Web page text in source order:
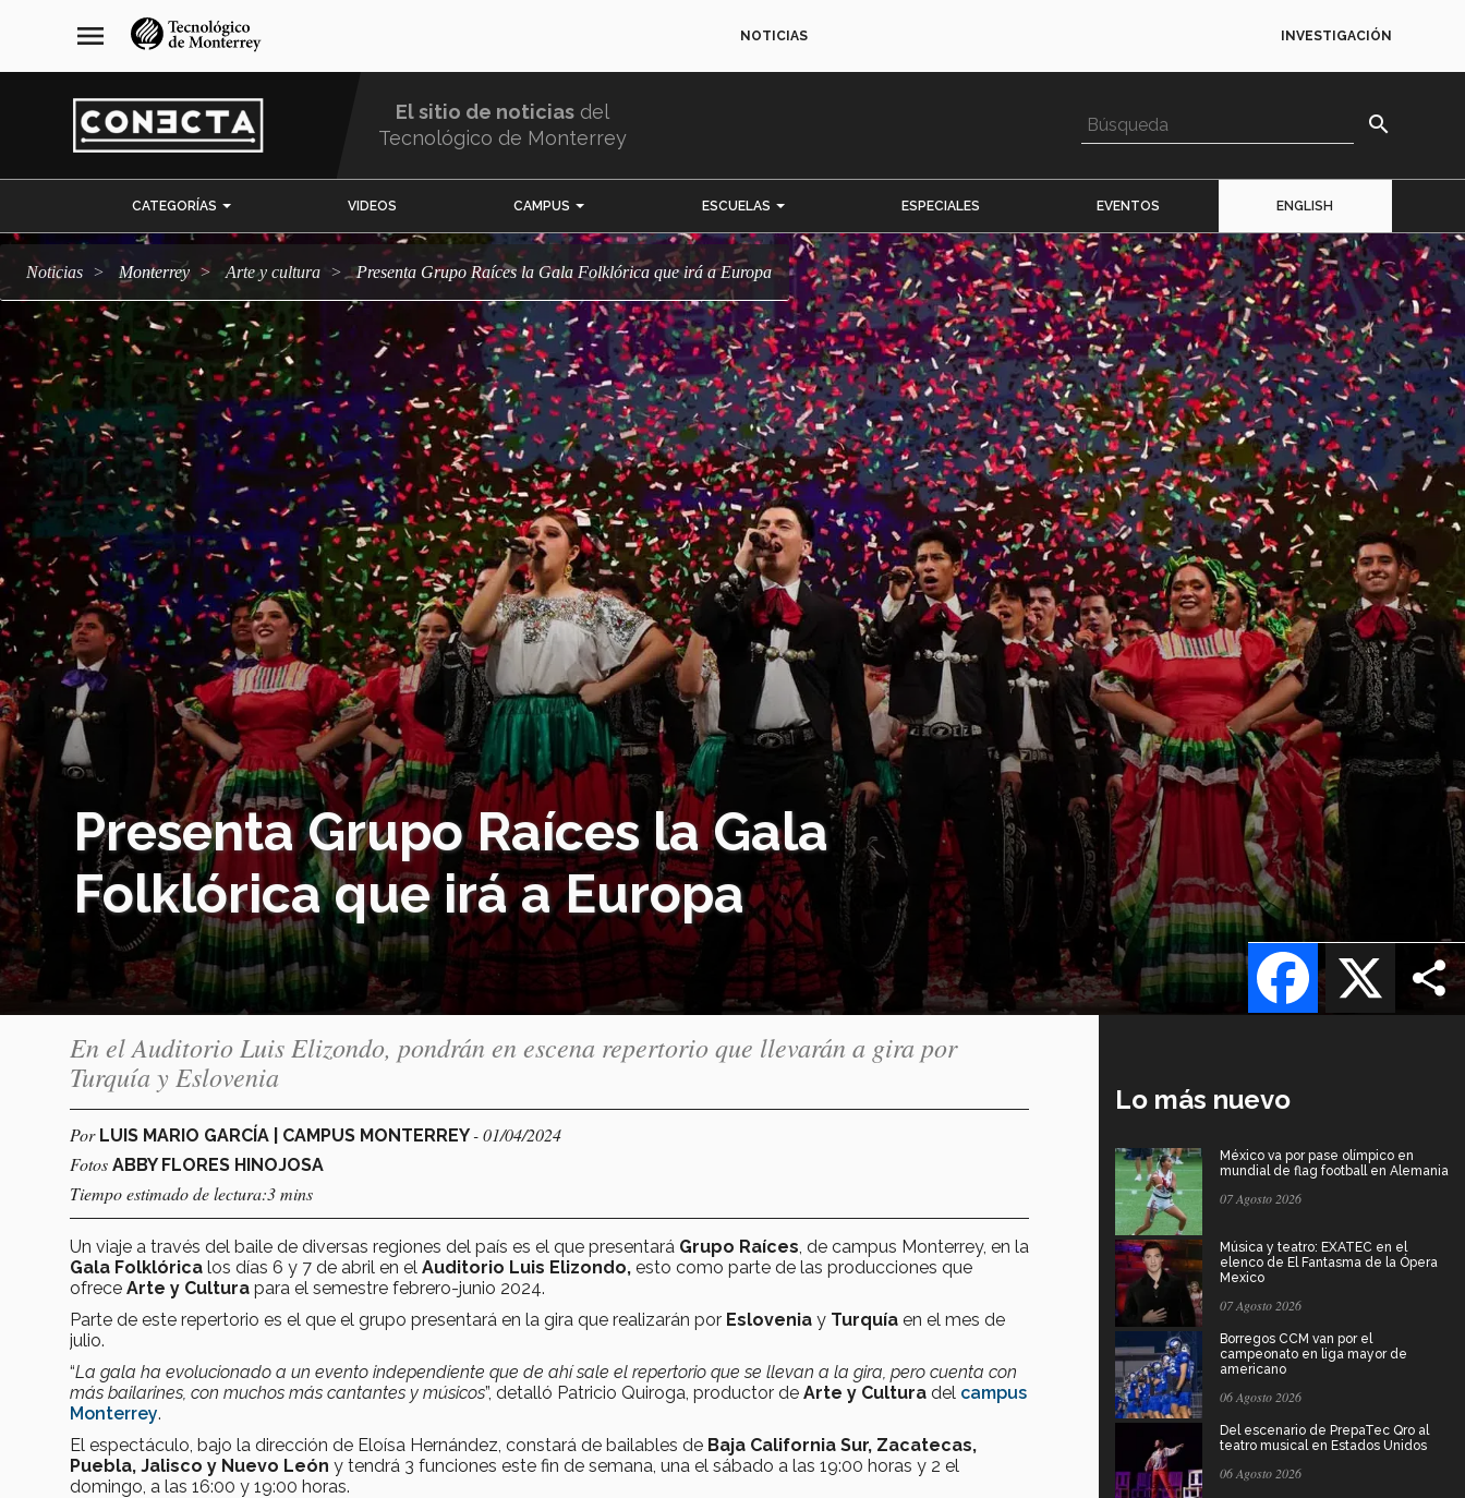
navegación
principal
menu NOTICIAS INVESTIGACIÓN
El sitio de noticias del
Tecnológico de Monterrey
search
CATEGORÍAS VIDEOS CAMPUS ESCUELAS ESPECIALES EVENTOS ENGLISH
Noticias Monterrey arte y cultura Presenta Grupo Raíces la Gala Folklórica que irá a Europa
Presenta Grupo Raíces la Gala
Folklórica que irá a Europa
X
Facebook
En el Auditorio Luis Elizondo, pondrán en escena repertorio que llevarán a gira por
Turquía y Eslovenia
Por LUIS MARIO GARCÍA | CAMPUS MONTERREY- 01/04/2024
Fotos ABBY FLORES HINOJOSA
Tiempo estimado de lectura:3 mins
Un viaje a través del baile de diversas regiones del país es el que presentará Grupo Raíces , de campus Monterrey, en la
Gala Folklórica los días 6 y 7 de abril en el Auditorio Luis Elizondo, esto como parte de las producciones que
ofrece Arte y Cultura para el semestre febrero-junio 2024.
Parte de este repertorio es el que el grupo presentará en la gira que realizarán por Eslovenia y Turquía en el mes de
julio.
“La gala ha evolucionado a un evento independiente que de ahí sale el repertorio que se llevan a la gira, pero cuenta con
más bailarines, con muchos más cantantes y músicos”, detalló Patricio Quiroga, productor de Arte y Cultura del campus
Monterrey.
El espectáculo, bajo la dirección de Eloísa Hernández, constará de bailables de Baja California Sur, Zacatecas,
Puebla, Jalisco y Nuevo León y tendrá 3 funciones este fin de semana, una el sábado a las 19:00 horas y 2 el
domingo, a las 16:00 y 19:00 horas.
Lo más nuevo
México va por pase olímpico en
mundial de flag football en Alemania
07 Agosto 2026
Música y teatro: EXATEC en el
elenco de El Fantasma de la Ópera
Mexico
07 Agosto 2026
Borregos CCM van por el
campeonato en liga mayor de
americano
06 Agosto 2026
Del escenario de PrepaTec Qro al
teatro musical en Estados Unidos
06 Agosto 2026